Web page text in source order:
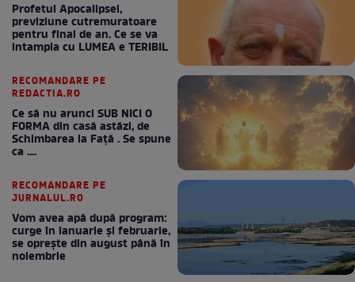
Profetul Apocalipsei,
previziune cutremuratoare
pentru final de an. Ce se va
intampla cu LUMEA e TERIBIL
RECOMANDARE PE
REDACTIA.RO
Ce să nu arunci SUB NICI O
FORMA din casă astăzi, de
Schimbarea la Față . Se spune
ca ....
RECOMANDARE PE
JURNALUL.RO
Vom avea apă după program:
curge în ianuarie și februarie,
se oprește din august până în
noiembrie